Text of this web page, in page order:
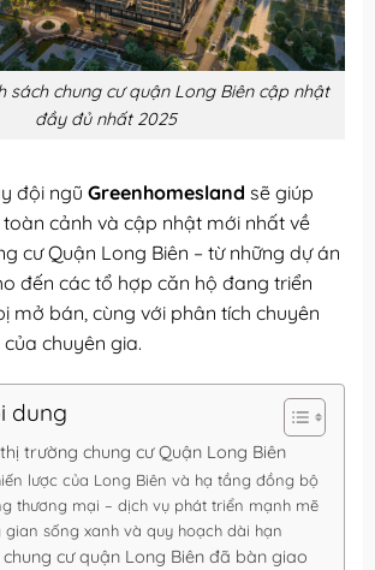
sách chung cư quận Long Biên cập nhật
đầy đủ nhất 2025
đội ngũ Greenhomesland sẽ giúp
cảnh và cập nhật mới nhất về
cư Quận Long Biên – từ những dự án
đến các tổ hợp căn hộ đang triển
mở bán, cùng với phân tích chuyên
chuyên gia.
dung
trường chung cư Quận Long Biên
lược của Long Biên và hạ tầng đồng bộ
thương mại – dịch vụ phát triển mạnh mẽ
gian sống xanh và quy hoạch dài hạn
chung cư quận Long Biên đã bàn giao